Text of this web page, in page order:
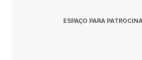
ESPAÇO PARA